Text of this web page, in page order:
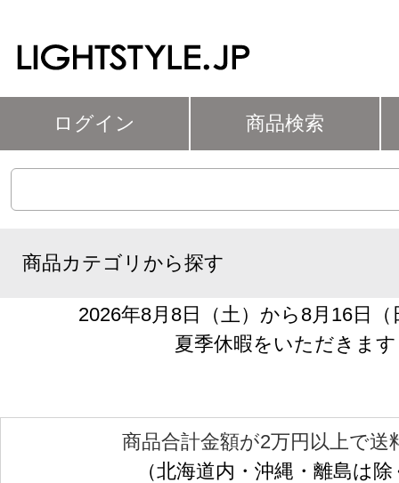
ログイン 商品検索
商品カテゴリから探す
2026年8月8日（土）から8月16日
夏季休暇をいただきます
商品合計金額が2万円以上で送
（北海道内・沖縄・離島は